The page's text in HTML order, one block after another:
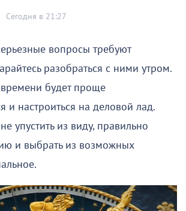
Сегодня в 21:27
вопросы требуют
разобраться с ними утром.
будет проще
и настроиться на деловой лад.
упустить из виду, правильно
и выбрать из возможных